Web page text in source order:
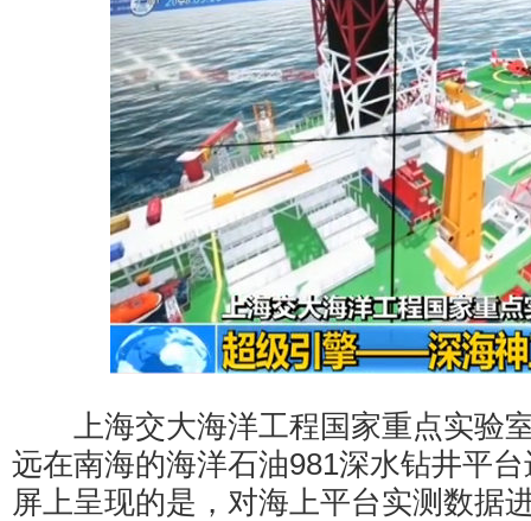
上海交大海洋工程国家重点实验
远在南海的海洋石油981深水钻井平
屏上呈现的是，对海上平台实测数据